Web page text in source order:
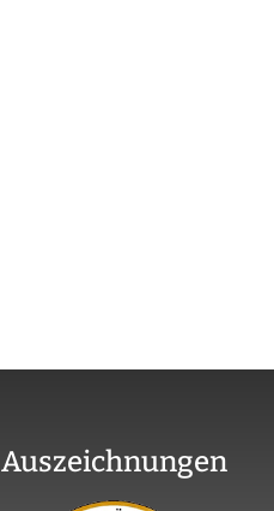
Auszeichnungen